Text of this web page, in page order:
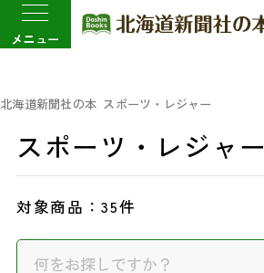
メニュー
北海道新聞社の本 スポーツ・レジャー
スポーツ・レジャー
対象商品：35件